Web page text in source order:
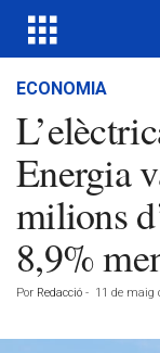
ECONOMIA
Energia
milions
8,9%
Por Redacció - 11 de maig